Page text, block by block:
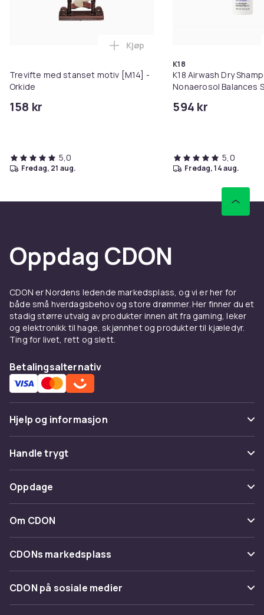
Trevifte med stanset motiv [M14] -
Orkide
158 kr
Legg Trevifte med stanset
Kjøp
5,0
fredag, 21 aug.
K18
K18 Airwash Dry
Nonaerosol Balances
594 kr
5,0
fredag, 14 aug.
Oppdag CDON
CDON er Nordens ledende markedsplass, og vi er her for
både små hverdagsbehov og store drømmer. Her finner du et
stadig større utvalg av produkter innen alt fra gaming, leker
og elektronikk til hage, skjønnhet og produkter til kjæledyr.
Ting for livet, rett og slett.
Betalingsalternativ
Hjelp og informasjon
Vanlige spørsmål
Spor pakke
Angre & returner her
Kontakt oss
Handle trygt
Betaling
Levering
Tilbakekallinger
Oppdage
Kategorier
Varemerker
Om CDON
Om oss
Kundeanmeldelser
Jobbe på CDON
CDONs markedsplass
Merchant Help Center
CDON på sosiale medier